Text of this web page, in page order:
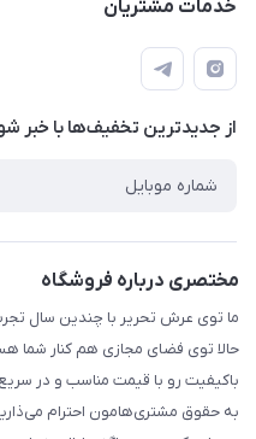
راهنما
خدمات مشتریان
پرداخت الکترونیکی امن
رویه ارسال کالا
حریم خصوصی
تماس با ما
از جدید‌ترین تخفیف‌ها با‌ خبر
مختصری درباره فروشگاه
ما توی عرش تحریر با چندین سال
حالا توی فضای مجازی هم کنار شما
باکیفیت رو با قیمت مناسب و در
به حقوق مشتری‌هامون احترام